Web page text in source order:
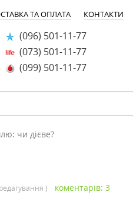
ТА ОПЛАТА КОНТАКТИ
(096) 501-11-77
(073) 501-11-77
(099) 501-11-77
чи дієве?
) коментарів: 3